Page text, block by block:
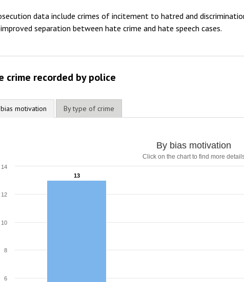
2011
2009
data include crimes of incitement to hatred and
separation between hate crime and hate speech cases.
crime recorded by police
motivation By type of crime
By bias motivation
Click on the chart to find more
13
13
6
8
10
12
14